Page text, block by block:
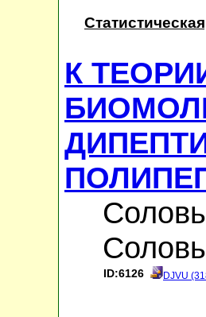
К
ID:6126 DJVU